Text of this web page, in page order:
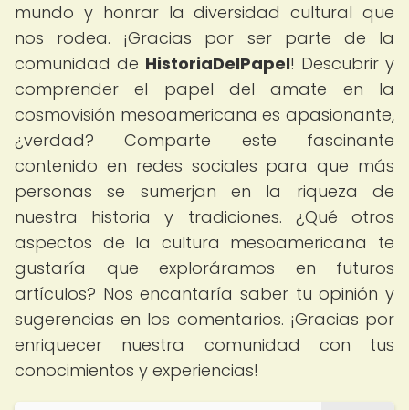
mundo y honrar la diversidad cultural que
nos rodea. ¡Gracias por ser parte de la
comunidad de HistoriaDelPapel! Descubrir y
comprender el papel del amate en la
cosmovisión mesoamericana es apasionante,
¿verdad? Comparte este fascinante
contenido en redes sociales para que más
personas se sumerjan en la riqueza de
nuestra historia y tradiciones. ¿Qué otros
aspectos de la cultura mesoamericana te
gustaría que exploráramos en futuros
artículos? Nos encantaría saber tu opinión y
sugerencias en los comentarios. ¡Gracias por
enriquecer nuestra comunidad con tus
conocimientos y experiencias!